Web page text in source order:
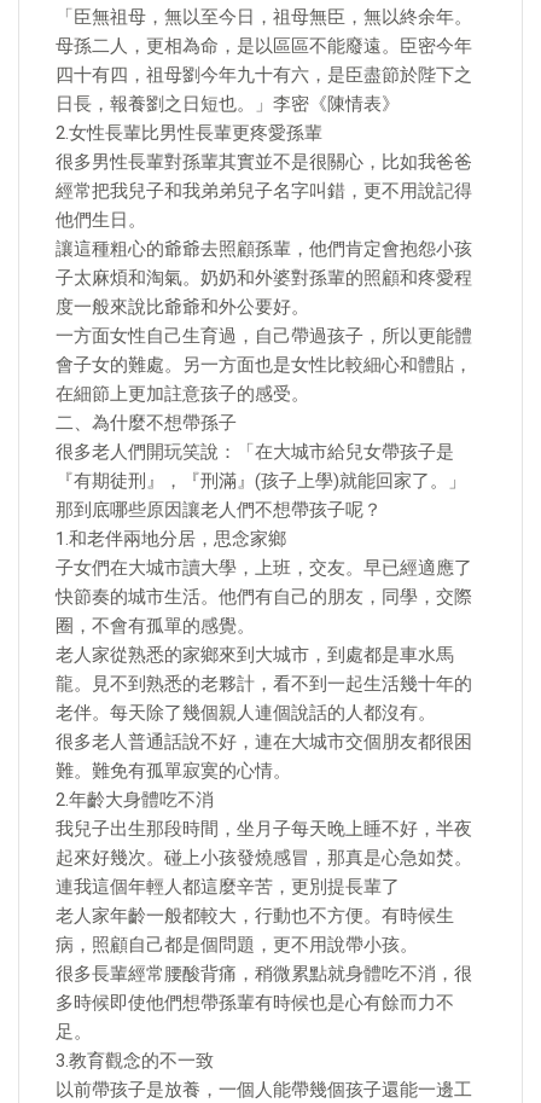
「臣無祖母，無以至今日，祖母無臣，無以終余年。
母孫二人，更相為命，是以區區不能廢遠。臣密今年
四十有四，祖母劉今年九十有六，是臣盡節於陛下之
日長，報養劉之日短也。」李密《陳情表》
2.女性長輩比男性長輩更疼愛孫輩
很多男性長輩對孫輩其實並不是很關心，比如我爸爸
經常把我兒子和我弟弟兒子名字叫錯，更不用說記得
他們生日。
讓這種粗心的爺爺去照顧孫輩，他們肯定會抱怨小孩
子太麻煩和淘氣。奶奶和外婆對孫輩的照顧和疼愛程
度一般來說比爺爺和外公要好。
一方面女性自己生育過，自己帶過孩子，所以更能體
會子女的難處。另一方面也是女性比較細心和體貼，
在細節上更加註意孩子的感受。
二、為什麼不想帶孫子
很多老人們開玩笑說：「在大城市給兒女帶孩子是
『有期徒刑』，『刑滿』(孩子上學)就能回家了。」
那到底哪些原因讓老人們不想帶孩子呢？
1.和老伴兩地分居，思念家鄉
子女們在大城市讀大學，上班，交友。早已經適應了
快節奏的城市生活。他們有自己的朋友，同學，交際
圈，不會有孤單的感覺。
老人家從熟悉的家鄉來到大城市，到處都是車水馬
龍。見不到熟悉的老夥計，看不到一起生活幾十年的
老伴。每天除了幾個親人連個說話的人都沒有。
很多老人普通話說不好，連在大城市交個朋友都很困
難。難免有孤單寂寞的心情。
2.年齡大身體吃不消
我兒子出生那段時間，坐月子每天晚上睡不好，半夜
起來好幾次。碰上小孩發燒感冒，那真是心急如焚。
連我這個年輕人都這麼辛苦，更別提長輩了
老人家年齡一般都較大，行動也不方便。有時候生
病，照顧自己都是個問題，更不用說帶小孩。
很多長輩經常腰酸背痛，稍微累點就身體吃不消，很
多時候即使他們想帶孫輩有時候也是心有餘而力不
足。
3.教育觀念的不一致
以前帶孩子是放養，一個人能帶幾個孩子還能一邊工